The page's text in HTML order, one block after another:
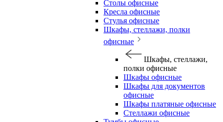
Столы офисные
Кресла офисные
Стулья офисные
Шкафы, стеллажи, полки
офисные
Шкафы, стеллажи,
полки офисные
Шкафы офисные
Шкафы для документов
офисные
Шкафы платяные офисные
Стеллажи офисные